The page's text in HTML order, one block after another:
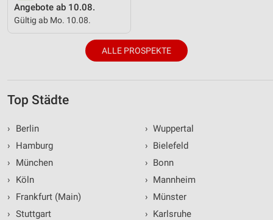
Angebote ab 10.08.
Gültig ab Mo. 10.08.
ALLE PROSPEKTE
Top Städte
›
Berlin
›
Hamburg
›
München
›
Köln
›
Frankfurt (Main)
› Stuttgart
› Wuppertal
› Bielefeld
› Bonn
› Mannheim
› Münster
› Karlsruhe